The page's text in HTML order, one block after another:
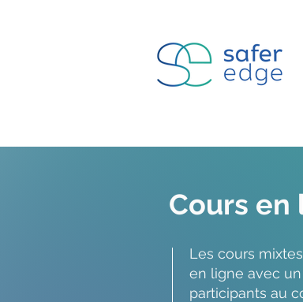
Cours en
Les cours
en ligne avec
participants au